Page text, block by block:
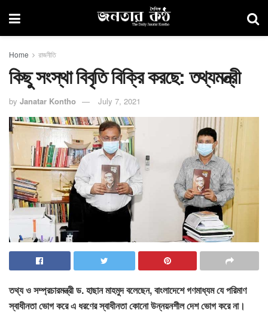
Home রাজনীতি
কিছু সংস্থা বিবৃতি বিক্রি করছে: তথ্যমন্ত্রী
by Janatar Kontho July 7, 2021
তথ্য ও সম্প্রচারমন্ত্রী ড. হাছান মাহমুদ বলেছেন, বাংলাদেশে গণমাধ্যম যে পরিমাণ
স্বাধীনতা ভোগ করে এ ধরণের স্বাধীনতা কোনো উন্নয়নশীল দেশ ভোগ করে না।